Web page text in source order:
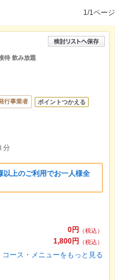
1/1ページ
待 飲み放題
行事業者 ポイントつかえる
分
以上のご利用でお一人様全
0円
（税込）
1,800円
（税込）
コース・メニューをもっと見る